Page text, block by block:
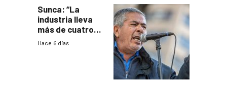
Sunca: “La
industria lleva
más de cuatro
meses sin
Hace 6 días